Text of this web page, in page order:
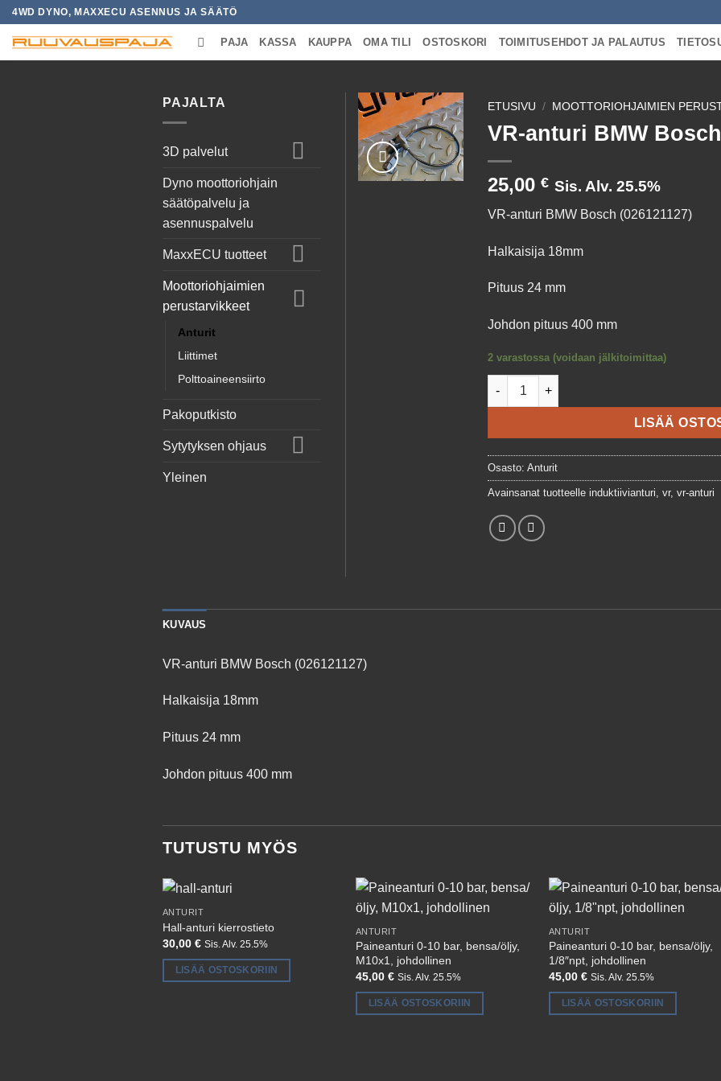
Skip
content
4WD DYNO, MAXXECU ASENNUS JA SÄÄTÖ
PAJA KASSA KAUPPA OMA TILI OSTOSKORI TOIMITUSEHDOT JA PALAUTUS
ETUSIVU / MOOTTORIOHJAIMIEN
VR-anturi BMW Bosch
25,00€ Sis. Alv. 25.5%
VR-anturi BMW Bosch (026121127)
Halkaisija 18mm
Pituus 24 mm
Johdon pituus 400 mm
2 varastossa (voidaan jälkitoimittaa)
VR-anturi BMW Bosch määrä
LISÄÄ
Osasto:Anturit
Avainsanat tuotteelleinduktiivianturi ,vr,vr-anturi
PAJALTA
3D palvelut
Dyno moottoriohjain
säätöpalvelu ja
asennuspalvelu
MaxxECU tuotteet
Moottoriohjaimien
perustarvikkeet
Anturit
Liittimet
Polttoaineensiirto
Pakoputkisto
Sytytyksen ohjaus
Yleinen
KUVAUS
VR-anturi BMW Bosch (026121127)
Halkaisija 18mm
Pituus 24 mm
Johdon pituus 400 mm
TUTUSTU MYÖS
ANTURIT
Hall-anturi kierrostieto
30,00 € Sis. Alv. 25.5%
LISÄÄ OSTOSKORIIN
ANTURIT
Paineanturi 0-10 bar, bensa/öljy,
M10x1, johdollinen
45,00 € Sis. Alv. 25.5%
LISÄÄ OSTOSKORIIN
ANTURIT
Paineanturi 0-10 bar, bensa/öljy,
1/8″npt, johdollinen
45,00 € Sis. Alv. 25.5%
LISÄÄ OSTOSKORIIN